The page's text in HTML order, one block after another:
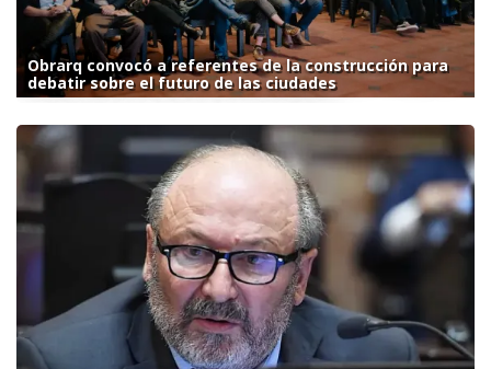
Obrarq convocó a referentes de la construcción para
debatir sobre el futuro de las ciudades